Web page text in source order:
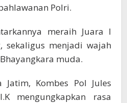
Polri.
meraih Juara I
sekaligus menjadi wajah
muda.
Kombes Pol Jules
mengungkapkan rasa